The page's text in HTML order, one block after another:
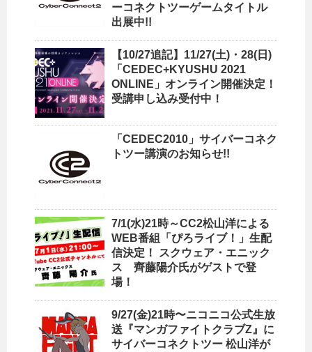
ーコネクトツーゲームタイトル
出展中!!
【10/27追記】11/27(土)・28(日)
「CEDEC+KYUSHU 2021
ONLINE」オンライン開催決定！
受講申し込み受付中！
「CEDEC2010」サイバーコネク
トツー講演のお知らせ!!
7/1(水)21時～CC2松山洋による
WEB番組「ぴろライブ！」生配
信決定！ スクウェア・エニック
ス 齊藤陽介氏がゲストで登
場！
9/27(金)21時〜ニコニコ公式生放
送『マンガファイトクラブZ』に
サイバーコネクトツー 松山洋が